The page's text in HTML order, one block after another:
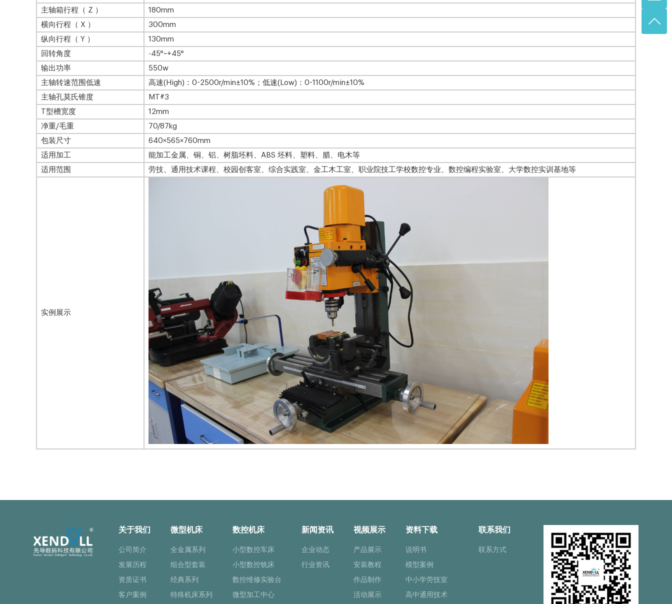
主轴箱行程（ Z ）
180mm
横向行程（ X ）
300mm
纵向行程（ Y ）
130mm
回转角度
-45°~+45°
输出功率
550w
主轴转速范围低速
高速(High)：0-2500r/min±10%；低速(Low)：0-1100r/min±10%
主轴孔莫氏锥度
MT#3
T型槽宽度
12mm
净重/毛重
70/87kg
包装尺寸
640×565×760mm
适用加工
能加工金属、铜、铝、树脂坯料、ABS 坯料、塑料、腊、电木等
适用范围
劳技、通用技术课程、校园创客室、综合实践室、金工木工室、职业院技工学校数控专业、数控编程实验室、大学数控实训基地等
实例展示
关于我们
公司简介
发展历程
资质证书
客户案例
微型机床
全金属系列
组合型套装
经典系列
特殊机床系列
数控机床
小型数控车床
小型数控铣床
数控维修实验台
微型加工中心
新闻资讯
企业动态
行业资讯
视频展示
产品展示
安装教程
作品制作
活动展示
资料下载
说明书
模型案例
中小学劳技室
高中通用技术
联系我们
联系方式